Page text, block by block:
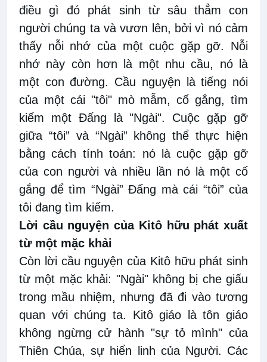
điều gì đó phát sinh từ sâu thẳm con
người chúng ta và vươn lên, bởi vì nó cảm
thấy nỗi nhớ của một cuộc gặp gỡ. Nỗi
nhớ này còn hơn là một nhu cầu, nó là
một con đường. Cầu nguyện là tiếng nói
của một cái "tôi" mò mẫm, cố gắng, tìm
kiếm một Đấng là "Ngài". Cuộc gặp gỡ
giữa “tôi” và “Ngài” không thể thực hiện
bằng cách tính toán: nó là cuộc gặp gỡ
của con người và nhiều lần nó là một cố
gắng để tìm “Ngài” Đấng mà cái “tôi” của
tôi đang tìm kiếm.
Lời cầu nguyện của Kitô hữu phát xuất
từ một mặc khải
Còn lời cầu nguyện của Kitô hữu phát sinh
từ một mặc khải: "Ngài" không bị che giấu
trong mầu nhiệm, nhưng đã đi vào tương
quan với chúng ta. Kitô giáo là tôn giáo
không ngừng cử hành "sự tỏ mình" của
Thiên Chúa, sự hiển linh của Người. Các